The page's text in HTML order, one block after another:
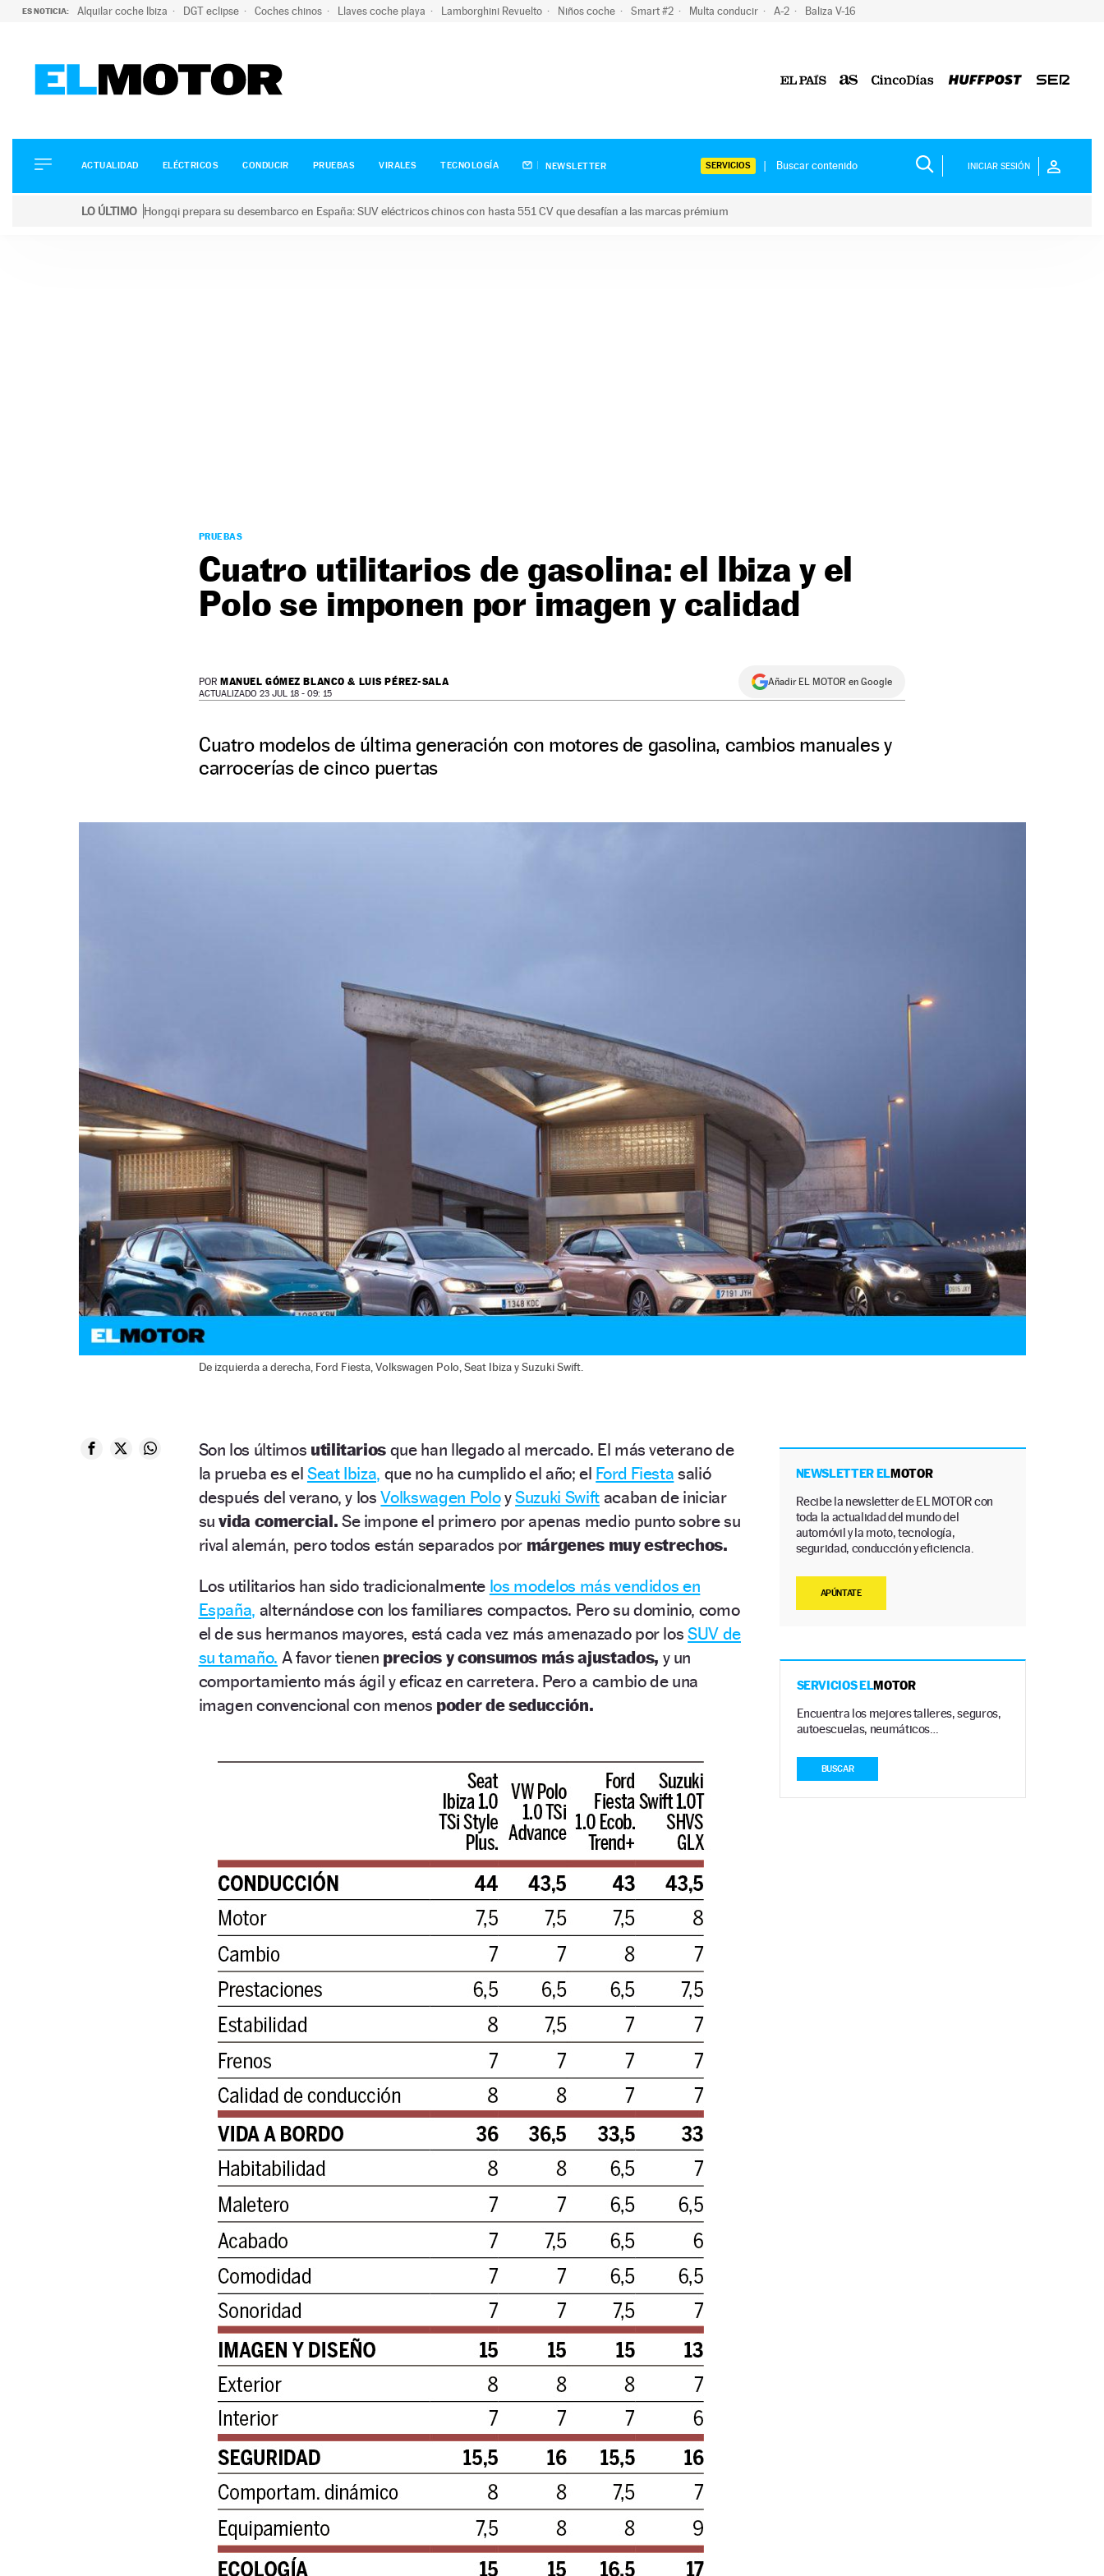
ES NOTICIA: Alquilar coche Ibiza DGT eclipse Coches chinos Llaves coche playa Lamborghini Revuelto Niños coche Smart #2 Multa conducir A-2 Baliza V-16
ELÉCTRICOS
CONDUCIR
ACTUALIDAD ELÉCTRICOS CONDUCIR PRUEBAS VIRALES TECNOLOGÍA NEWSLETTER SERVICIOS INICIAR SESIÓN
LO ÚLTIMO Hongqi prepara su desembarco en España: SUV eléctricos chinos con hasta 551 CV que desafían a las marcas prémium
PRUEBAS
Cuatro utilitarios de gasolina: el Ibiza y el
Polo se imponen por imagen y calidad
POR MANUEL GÓMEZ BLANCO & LUIS PÉREZ-SALA
ACTUALIZADO 23 JUL 18 - 09: 15
Añadir EL MOTOR en Google
Cuatro modelos de última generación con motores de gasolina, cambios manuales y
carrocerías de cinco puertas
De izquierda a derecha, Ford Fiesta, Volkswagen Polo, Seat Ibiza y Suzuki Swift.
Son los últimos utilitarios que han llegado al mercado. El más veterano de
la prueba es el Seat Ibiza, que no ha cumplido el año; el Ford Fiesta salió
después del verano, y losVolkswagen PoloySuzuki Swiftacaban de iniciar
suvida comercial. Se impone el primero por apenas medio punto sobre su
rival alemán, pero todos están separados por márgenes muy estrechos.
Los utilitarios han sido tradicionalmente los modelos más vendidos en
España, alternándose con los familiares compactos. Pero su dominio, como
el de sus hermanos mayores, está cada vez más amenazado por losSUV de
su tamaño. A favor tienen precios y consumos más ajustados, y un
comportamiento más ágil y eficaz en carretera. Pero a cambio de una
imagen convencional con menos poder de seducción.
NEWSLETTER ELMOTOR
Recibe la newsletter de EL MOTOR con
toda la actualidad del mundo del
automóvil y la moto, tecnología,
seguridad, conducción y eficiencia.
APÚNTATE
SERVICIOS ELMOTOR
Encuentra los mejores talleres, seguros,
autoescuelas, neumáticos…
BUSCAR